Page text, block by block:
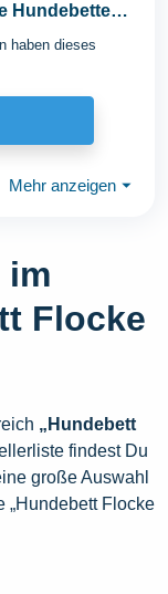
Hundebetten
haben dieses
Mehr anzeigen ⏷
im
Flocke
„Hundebett
findest Du
große Auswahl
„Hundebett Flocke